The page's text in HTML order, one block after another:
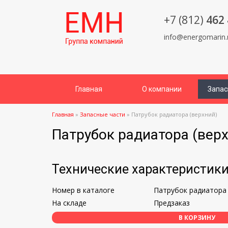
+7 (812) 462
Главная О компании
Главная » Запасные части » Патрубок радиатора (верхний)
Патрубок радиатора
Технические характеристики
Номер в каталоге
Патрубок радиатора
На складе
Предзаказ
В КОРЗИНУ